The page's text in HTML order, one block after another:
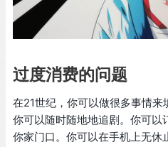
过度消费的问题
在21世纪，你可以做很多事情来
你可以随时随地地追剧。你可以
你家门口。你可以在手机上无休